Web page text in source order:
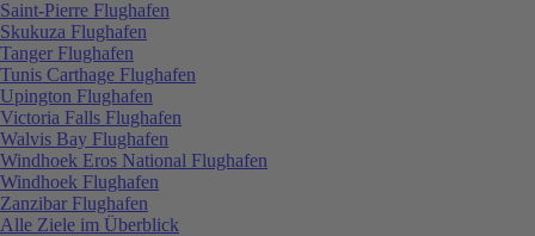
Saint-Pierre Flughafen
Skukuza Flughafen
Tanger Flughafen
Tunis Carthage Flughafen
Upington Flughafen
Victoria Falls Flughafen
Walvis Bay Flughafen
Windhoek Eros National Flughafen
Windhoek Flughafen
Zanzibar Flughafen
Alle Ziele im Überblick